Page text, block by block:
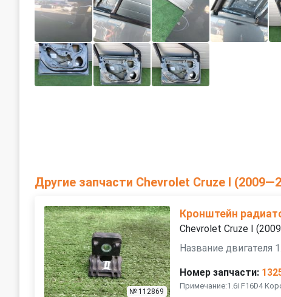
Другие запчасти Chevrolet Cruze I
№ 112869
Кронштейн
Chevrolet Cruze I
Название двигателя
Номер запчасти:
Примечание:1.6i F16D4